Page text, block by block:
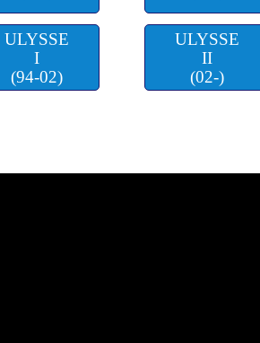
ULYSSE
I
(94-02)
ULYSSE
II
(02-)